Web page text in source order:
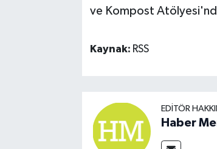
ve Kompost
Kaynak: RSS
EDITÖR
Haber